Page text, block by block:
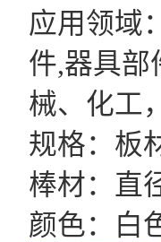
应用领域
件,器具部
械、化工
规格：板
棒材：直
颜色：白